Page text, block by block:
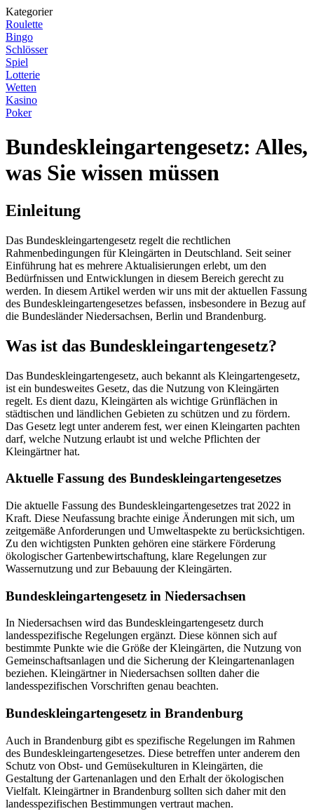
Kategorier
Roulette
Bingo
Schlösser
Spiel
Lotterie
Wetten
Kasino
Poker
Bundeskleingartengesetz: Alles,
was Sie wissen müssen
Einleitung
Das Bundeskleingartengesetz regelt die rechtlichen
Rahmenbedingungen für Kleingärten in Deutschland. Seit seiner
Einführung hat es mehrere Aktualisierungen erlebt, um den
Bedürfnissen und Entwicklungen in diesem Bereich gerecht zu
werden. In diesem Artikel werden wir uns mit der aktuellen Fassung
des Bundeskleingartengesetzes befassen, insbesondere in Bezug auf
die Bundesländer Niedersachsen, Berlin und Brandenburg.
Was ist das Bundeskleingartengesetz?
Das Bundeskleingartengesetz, auch bekannt als Kleingartengesetz,
ist ein bundesweites Gesetz, das die Nutzung von Kleingärten
regelt. Es dient dazu, Kleingärten als wichtige Grünflächen in
städtischen und ländlichen Gebieten zu schützen und zu fördern.
Das Gesetz legt unter anderem fest, wer einen Kleingarten pachten
darf, welche Nutzung erlaubt ist und welche Pflichten der
Kleingärtner hat.
Aktuelle Fassung des Bundeskleingartengesetzes
Die aktuelle Fassung des Bundeskleingartengesetzes trat 2022 in
Kraft. Diese Neufassung brachte einige Änderungen mit sich, um
zeitgemäße Anforderungen und Umweltaspekte zu berücksichtigen.
Zu den wichtigsten Punkten gehören eine stärkere Förderung
ökologischer Gartenbewirtschaftung, klare Regelungen zur
Wassernutzung und zur Bebauung der Kleingärten.
Bundeskleingartengesetz in Niedersachsen
In Niedersachsen wird das Bundeskleingartengesetz durch
landesspezifische Regelungen ergänzt. Diese können sich auf
bestimmte Punkte wie die Größe der Kleingärten, die Nutzung von
Gemeinschaftsanlagen und die Sicherung der Kleingartenanlagen
beziehen. Kleingärtner in Niedersachsen sollten daher die
landesspezifischen Vorschriften genau beachten.
Bundeskleingartengesetz in Brandenburg
Auch in Brandenburg gibt es spezifische Regelungen im Rahmen
des Bundeskleingartengesetzes. Diese betreffen unter anderem den
Schutz von Obst- und Gemüsekulturen in Kleingärten, die
Gestaltung der Gartenanlagen und den Erhalt der ökologischen
Vielfalt. Kleingärtner in Brandenburg sollten sich daher mit den
landesspezifischen Bestimmungen vertraut machen.